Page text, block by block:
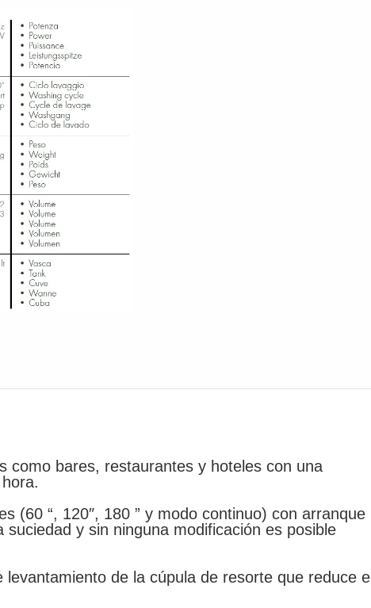
como bares, restaurantes y hoteles con una
(60 “, 120″, 180 ” y modo continuo) con arranque
y sin ninguna modificación es posible
de la cúpula de resorte que reduce el